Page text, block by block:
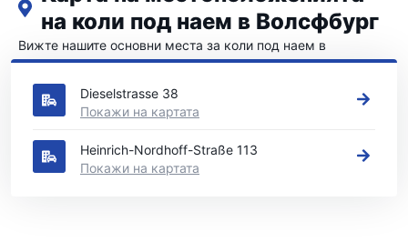
на коли под наем в Волсфбург
Вижте нашите основни места за коли под наем в
Волсфбург
Dieselstrasse 38
Покажи на картата
Heinrich-Nordhoff-Straße 113
Покажи на картата